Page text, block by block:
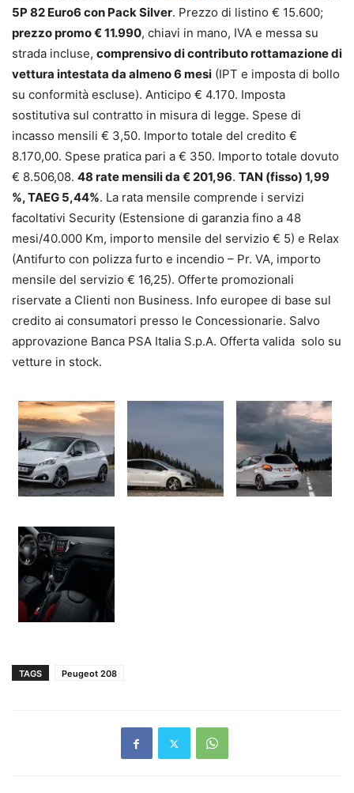
5P 82 Euro6 con Pack Silver. Prezzo di listino € 15.600;
prezzo promo € 11.990, chiavi in mano, IVA e messa su
strada incluse, comprensivo di contributo rottamazione di
vettura intestata da almeno 6 mesi (IPT e imposta di bollo
su conformità escluse). Anticipo € 4.170. Imposta
sostitutiva sul contratto in misura di legge. Spese di
incasso mensili € 3,50. Importo totale del credito €
8.170,00. Spese pratica pari a € 350. Importo totale dovuto
€ 8.506,08. 48 rate mensili da € 201,96. TAN (fisso) 1,99
%, TAEG 5,44%. La rata mensile comprende i servizi
facoltativi Security (Estensione di garanzia fino a 48
mesi/40.000 Km, importo mensile del servizio € 5) e Relax
(Antifurto con polizza furto e incendio – Pr. VA, importo
mensile del servizio € 16,25). Offerte promozionali
riservate a Clienti non Business. Info europee di base sul
credito ai consumatori presso le Concessionarie. Salvo
approvazione Banca PSA Italia S.p.A. Offerta valida solo su
vetture in stock.
TAGS Peugeot 208